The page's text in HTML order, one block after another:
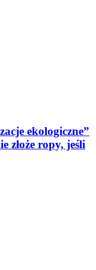
ekologiczne”
złoże ropy, jeśli